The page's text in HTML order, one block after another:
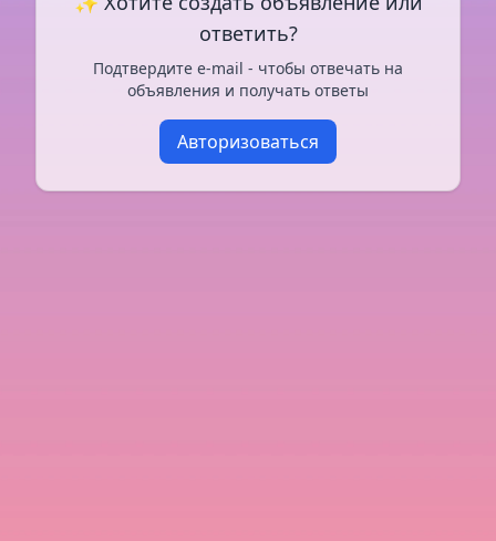
ответить?
Подтвердите e-mail - чтобы отвечать на
объявления и получать ответы
Авторизоваться